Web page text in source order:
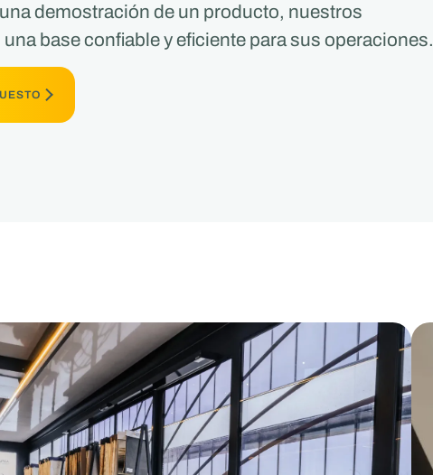
demostración de un producto, nuestros
base confiable y eficiente para sus operaciones.